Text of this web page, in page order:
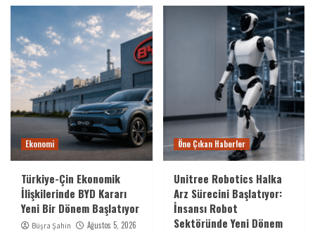
Ekonomi
Türkiye-Çin Ekonomik
İlişkilerinde BYD Kararı
Yeni Bir Dönem Başlatıyor
Büşra Şahin Ağustos 5, 2026
Öne Çıkan Haberler
Unitree Robotics Halka
Arz Sürecini Başlatıyor:
İnsansı Robot
Sektöründe Yeni Dönem